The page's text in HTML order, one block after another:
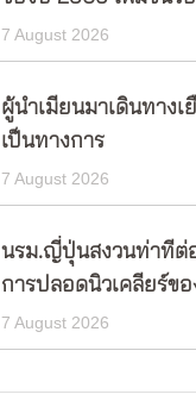
7 August 2026
ผู้นำเมียนมาเดินทางเ
เป็นทางการ
7 August 2026
นรม.ญี่ปุ่นสงวนท่าทีต่
การปลอดนิวเคลียร์ขอ
7 August 2026